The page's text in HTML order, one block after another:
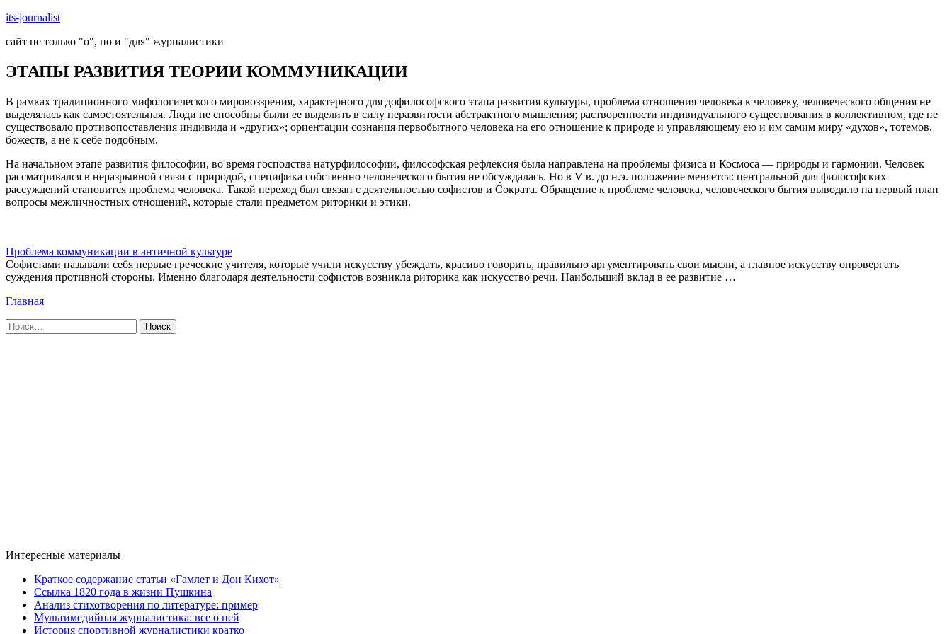
Skip
content
its-journalist
сайт не только "о", но и "для" журналистики
ЭТАПЫ РАЗВИТИЯ ТЕОРИИ КОММУНИКАЦИИ
В рамках традиционного мифологического мировоззрения, характерного для дофилософского этапа развития культуры, проблема отношения человека к человеку, человеческого общения не
выделялась как самостоятельная. Люди не способны были ее выделить в силу неразвитости абстрактного мышления; растворенности индивидуального существования в коллективном, где не
существовало противопоставления индивида и «других»; ориентации сознания первобытного человека на его отношение к природе и управляющему ею и им самим миру «духов», тотемов,
божеств, а не к себе подобным.
На начальном этапе развития философии, во время господства натурфилософии, философская рефлексия была направлена на проблемы физиса и Космоса — природы и гармонии. Человек
рассматривался в неразрывной связи с природой, специфика собственно человеческого бытия не обсуждалась. Но в V в. до н.э. положение меняется: центральной для философских
рассуждений становится проблема человека. Такой переход был связан с деятельностью софистов и Сократа. Обращение к проблеме человека, человеческого бытия выводило на первый план
вопросы межличностных отношений, которые стали предметом риторики и этики.
Проблема коммуникации в античной культуре
Софистами называли себя первые греческие учителя, которые учили искусству убеждать, красиво говорить, правильно аргументировать свои мысли, а главное искусству опровергать
суждения противной стороны. Именно благодаря деятельности софистов возникла риторика как искусство речи. Наибольший вклад в ее развитие …
Главная
Найти:
Интересные материалы
Краткое содержание статьи «Гамлет и Дон Кихот»
Ссылка 1820 года в жизни Пушкина
Анализ стихотворения по литературе: пример
Мультимедийная журналистика: все о ней
История спортивной журналистики кратко